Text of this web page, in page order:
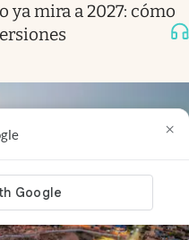
×
ya mira a 2027: cómo